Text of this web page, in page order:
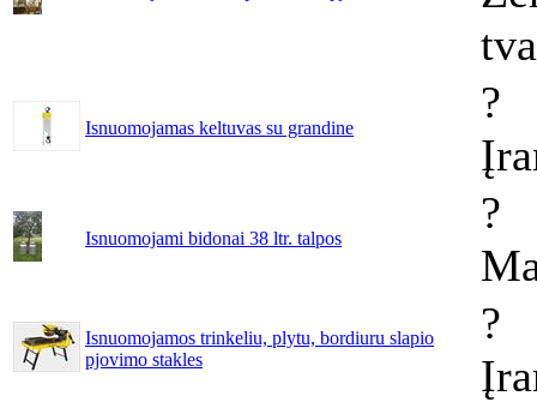
Isnuomojamas keltuvas su grandine
?
Isnuomojami bidonai 38 ltr. talpos
?
Isnuomojamos trinkeliu, plytu, bordiuru slapio
pjovimo stakles
?